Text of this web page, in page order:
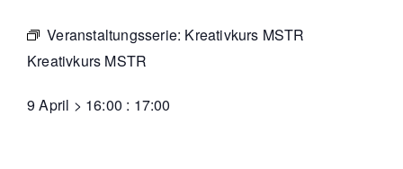
Veranstaltungsserie: Kreativkurs MSTR
Kreativkurs MSTR
9 April > 16:00 : 17:00